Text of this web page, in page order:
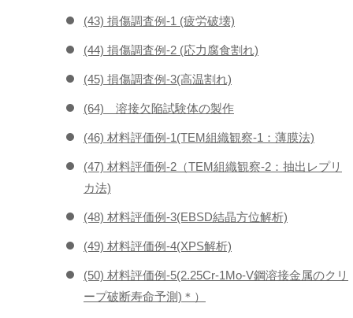
(43) 損傷調査例-1 (疲労破壊)
(44) 損傷調査例-2 (応力腐食割れ)
(45) 損傷調査例-3(高温割れ)
(64) 溶接欠陥試験体の製作
(46) 材料評価例-1(TEM組織観察-1：薄膜法)
(47) 材料評価例-2（TEM組織観察-2：抽出レプリ
カ法)
(48) 材料評価例-3(EBSD結晶方位解析)
(49) 材料評価例-4(XPS解析)
(50) 材料評価例-5(2.25Cr-1Mo-V鋼溶接金属のクリ
ープ破断寿命予測)＊）